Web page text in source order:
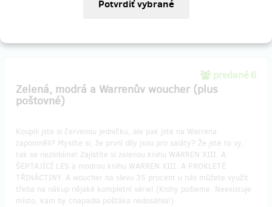
predané 6
Zelená, modrá a Warrenův woucher (plus
poštovné)
Koupili jste si červenou jedničku, ale pak jste na Warrena
zapomněli? Myslíte si, že první díly jsou pro saláty? Že jste to vy,
tak se nezlobíme! Zajistíte si zelenou knihu WARREN XIII. A
ŠEPTAJÍCÍ LES a modrou knihu WARREN XIII. A PROKLETÉ
TŘINÁCTINY. A woucher na slevu 35 procent u nás můžete využít
třeba na nákup nějaké kompletní série! (Knihy pošleme. Neexistuje
místo, kam by chapadla pošťáka nedosáhla!)